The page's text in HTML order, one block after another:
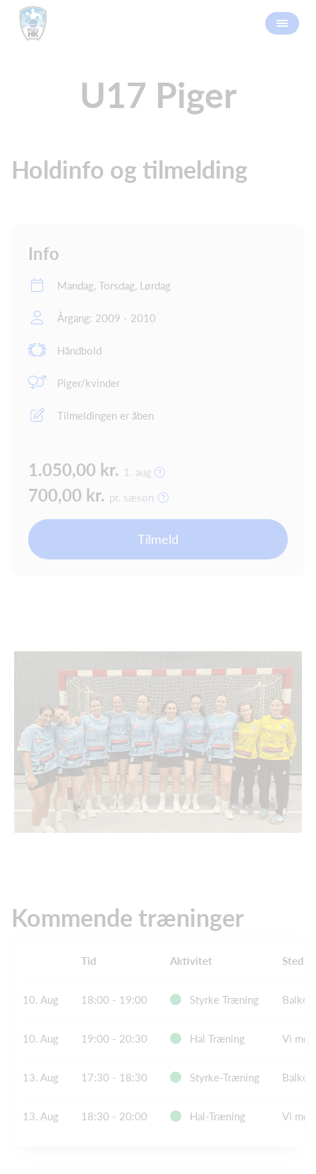
U17 Piger
Holdinfo og tilmelding
Info
Mandag, Torsdag, Lørdag
Årgang: 2009 - 2010
Håndbold
Piger/kvinder
Tilmeldingen er åben
1.050,00 kr. 1. aug
700,00 kr. pr. sæson
Tilmeld
Kommende træninger
Tid Aktivitet Sted
10. Aug 18:00 - 19:00 Styrke Træning
10. Aug 19:00 - 20:30 Hal Træning Vi
13. Aug 17:30 - 18:30 Styrke-Træning
13. Aug 18:30 - 20:00 Hal-Træning Vi